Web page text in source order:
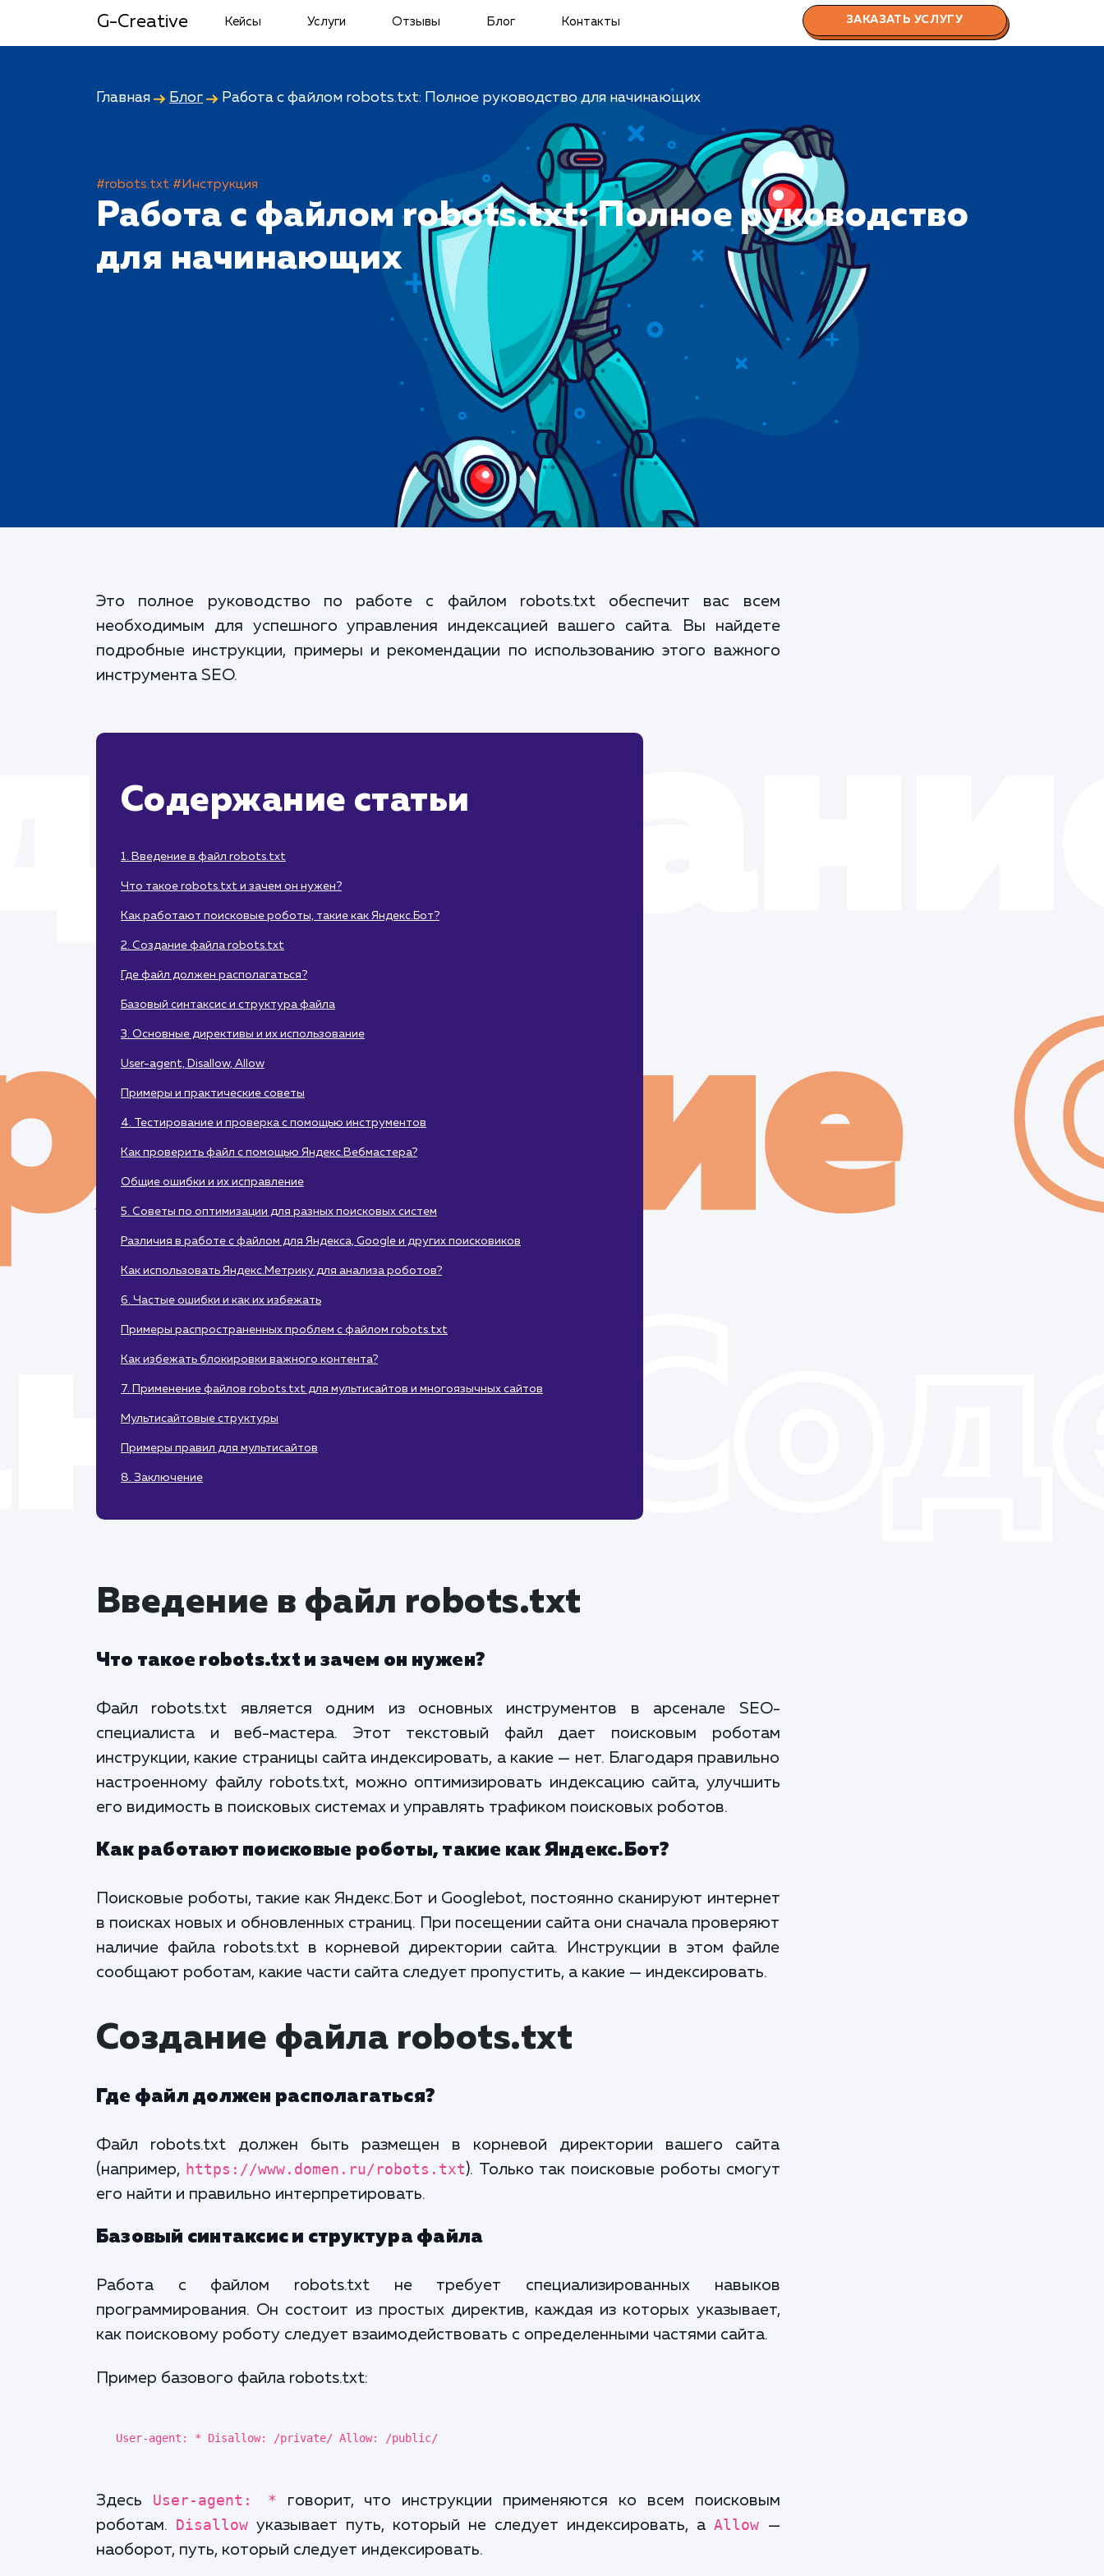
G-Creative Кейсы Услуги Отзывы Блог Контакты ЗАКАЗАТЬ УСЛУГУ
Главная Блог Работа с файлом robots.txt: Полное руководство для начинающих
#robots.txt #Инструкция
Работа с файлом robots.txt: Полное руководство
для начинающих
Это полное руководство по работе с файлом robots.txt обеспечит вас всем
необходимым для успешного управления индексацией вашего сайта. Вы найдете
подробные инструкции, примеры и рекомендации по использованию этого важного
инструмента SEO.
Содержание статьи
1. Введение в файл robots.txt
Что такое robots.txt и зачем он нужен?
Как работают поисковые роботы, такие как Яндекс.Бот?
2. Создание файла robots.txt
Где файл должен располагаться?
Базовый синтаксис и структура файла
3. Основные директивы и их использование
User-agent, Disallow, Allow
Примеры и практические советы
4. Тестирование и проверка с помощью инструментов
Как проверить файл с помощью Яндекс.Вебмастера?
Общие ошибки и их исправление
5. Советы по оптимизации для разных поисковых систем
Различия в работе с файлом для Яндекса, Google и других поисковиков
Как использовать Яндекс.Метрику для анализа роботов?
6. Частые ошибки и как их избежать
Примеры распространенных проблем с файлом robots.txt
Как избежать блокировки важного контента?
7. Применение файлов robots.txt для мультисайтов и многоязычных сайтов
Мультисайтовые структуры
Примеры правил для мультисайтов
8. Заключение
Введение в файл robots.txt
Что такое robots.txt и зачем он нужен?
Файл robots.txt является одним из основных инструментов в арсенале SEO-
специалиста и веб-мастера. Этот текстовый файл дает поисковым роботам
инструкции, какие страницы сайта индексировать, а какие — нет. Благодаря правильно
настроенному файлу robots.txt, можно оптимизировать индексацию сайта, улучшить
его видимость в поисковых системах и управлять трафиком поисковых роботов.
Как работают поисковые роботы, такие как Яндекс.Бот?
Поисковые роботы, такие как Яндекс.Бот и Googlebot, постоянно сканируют интернет
в поисках новых и обновленных страниц. При посещении сайта они сначала проверяют
наличие файла robots.txt в корневой директории сайта. Инструкции в этом файле
сообщают роботам, какие части сайта следует пропустить, а какие — индексировать.
Создание файла robots.txt
Где файл должен располагаться?
Файл robots.txt должен быть размещен в корневой директории вашего сайта
(например, https://www.domen.ru/robots.txt). Только так поисковые роботы смогут
его найти и правильно интерпретировать.
Базовый синтаксис и структура файла
Работа с файлом robots.txt не требует специализированных навыков
программирования. Он состоит из простых директив, каждая из которых указывает,
как поисковому роботу следует взаимодействовать с определенными частями сайта.
Пример базового файла robots.txt:
User-agent: * Disallow: /private/ Allow: /public/
Здесь User-agent: * говорит, что инструкции применяются ко всем поисковым
роботам.
Disallow указывает путь, который не следует индексировать, аAllow —
наоборот, путь, который следует индексировать.